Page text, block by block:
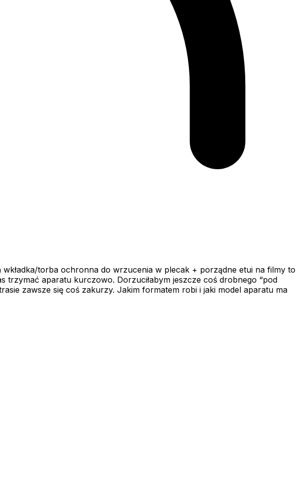
torba ochronna do wrzucenia w plecak + porządne etui na filmy to
trzymać aparatu kurczowo. Dorzuciłabym jeszcze coś drobnego “pod
zawsze się coś zakurzy. Jakim formatem robi i jaki model aparatu ma